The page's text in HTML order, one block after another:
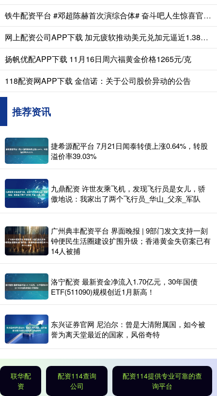
铁牛配资平台 #邓超陈赫首次演综合体# 奋斗吧人生惊喜官宣！邓超陈赫首次演综合体当
网上配资公司APP下载 加元疲软推动美元兑加元逼近1.3800关口，加拿大零售销售意外下滑0.2%
扬帆优配APP下载 11月16日周六福黄金价格1265元/克
118配资网APP下载 金信诺：关于公司股价异动的公告
推荐资讯
捷希源配平台 7月21日闻泰转债上涨0.64%，转股
溢价率39.03%
九鼎配资 许世友乘飞机，发现飞行员是女儿，骄
傲地说：我家出了两个飞行员_华山_父亲_军队
广州典丰配资平台 界面晚报 | 9部门发文支持一刻
钟便民生活圈建设扩围升级；香港黄金失窃案已有
14人被捕
洛宁配资 最新资金净流入1.70亿元，30年国债
ETF(511090)规模创近1月新高！
东兴证券官网 尼泊尔：曾是大清附属国，如今被
誉为离天堂最近的国家，风俗奇特
联华配
资
配资114查询
公司
配资114提供专业可靠的查
询平台